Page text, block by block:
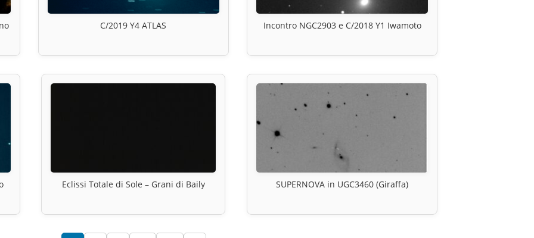
C/2019 Y4 ATLAS Incontro NGC2903 e C/2018 Y1 Iwamoto
Eclissi Totale di Sole – Grani di Baily SUPERNOVA in UGC3460 (Giraffa)